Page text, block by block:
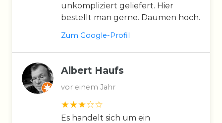
unkompliziert geliefert. Hier
bestellt man gerne. Daumen hoch.
Zum Google-Profil
Albert Haufs
vor einem Jahr
Es handelt sich um ein